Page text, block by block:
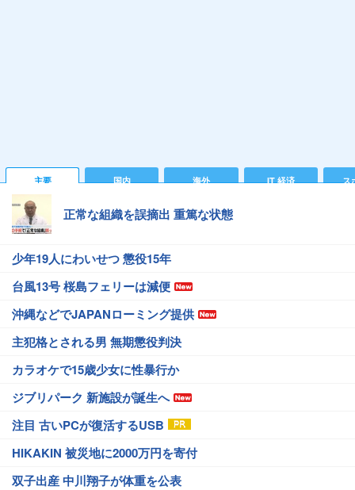
主要 国内 海外 IT 経済 ス
正常な組織を誤摘出 重篤な状態
少年19人にわいせつ 懲役15年
台風13号 桜島フェリーは減便
沖縄などでJAPANローミング提供
主犯格とされる男 無期懲役判決
カラオケで15歳少女に性暴行か
ジブリパーク 新施設が誕生へ
注目 古いPCが復活するUSB
HIKAKIN 被災地に2000万円を寄付
双子出産 中川翔子が体重を公表